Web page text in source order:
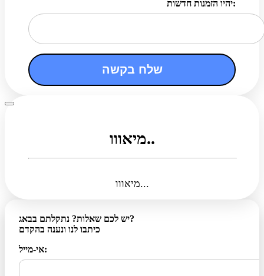
יהיו הזמנות חדשות:
שלח בקשה
מיאווו..
מיאווו...
יש לכם שאלות? נתקלתם בבאג?
כיתבו לנו ונענה בהקדם
אי-מייל: